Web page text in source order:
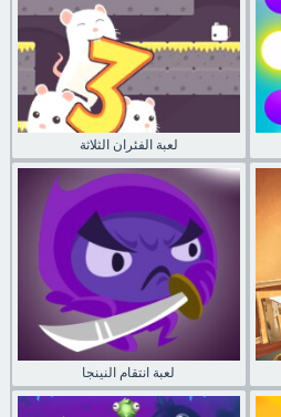
لعبة الفئران الثلاثة
لعبة انتقام النينجا